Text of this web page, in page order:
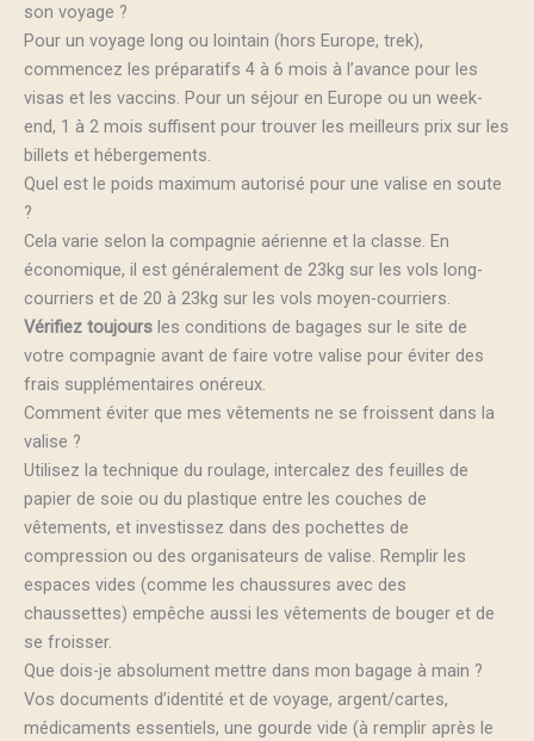
son voyage ?
Pour un voyage long ou lointain (hors Europe, trek),
commencez les préparatifs 4 à 6 mois à l’avance pour les
visas et les vaccins. Pour un séjour en Europe ou un week-
end, 1 à 2 mois suffisent pour trouver les meilleurs prix sur les
billets et hébergements.
Quel est le poids maximum autorisé pour une valise en soute
?
Cela varie selon la compagnie aérienne et la classe. En
économique, il est généralement de 23kg sur les vols long-
courriers et de 20 à 23kg sur les vols moyen-courriers.
Vérifiez toujours les conditions de bagages sur le site de
votre compagnie avant de faire votre valise pour éviter des
frais supplémentaires onéreux.
Comment éviter que mes vêtements ne se froissent dans la
valise ?
Utilisez la technique du roulage, intercalez des feuilles de
papier de soie ou du plastique entre les couches de
vêtements, et investissez dans des pochettes de
compression ou des organisateurs de valise. Remplir les
espaces vides (comme les chaussures avec des
chaussettes) empêche aussi les vêtements de bouger et de
se froisser.
Que dois-je absolument mettre dans mon bagage à main ?
Vos documents d’identité et de voyage, argent/cartes,
médicaments essentiels, une gourde vide (à remplir après le